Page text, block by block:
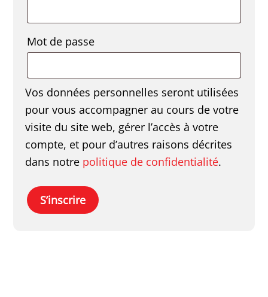
Mot de passe
Vos données personnelles seront utilisées
pour vous accompagner au cours de votre
visite du site web, gérer l’accès à votre
compte, et pour d’autres raisons décrites
dans notre politique de confidentialité.
S’inscrire